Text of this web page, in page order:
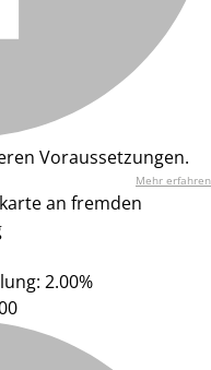
Voraussetzungen.
Mehr erfahren
an fremden
2.00%